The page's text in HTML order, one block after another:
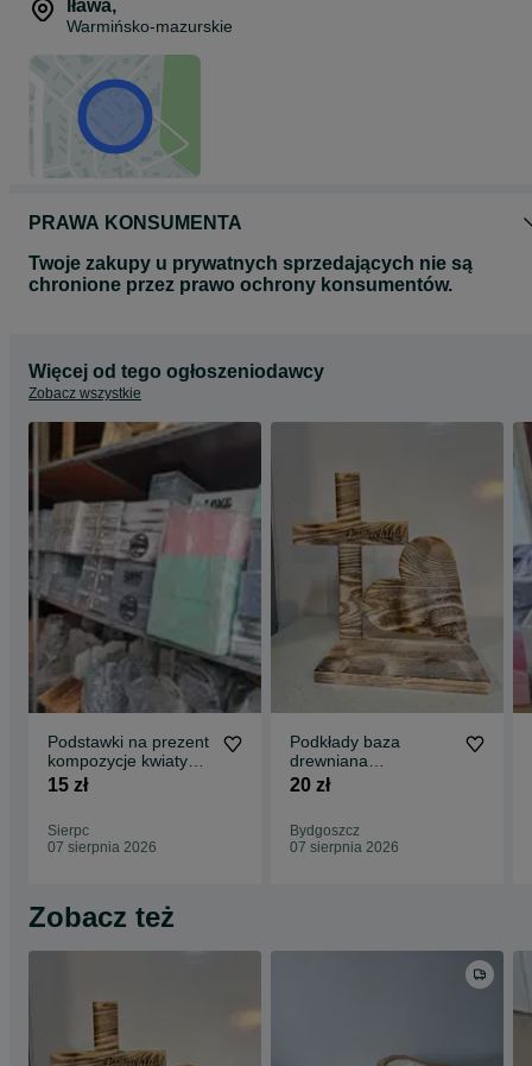
Iława,
Warmińsko-mazurskie
PRAWA KONSUMENTA
Twoje zakupy u prywatnych sprzedających nie są
chronione przez prawo ochrony konsumentów.
Więcej od tego ogłoszeniodawcy
Zobacz wszystkie
Podstawki na prezent
kompozycje kwiaty
alkohol stroik
15 zł
Sierpc
07 sierpnia 2026
Podkłady baza
drewniana
20 zł
Bydgoszcz
07 sierpnia 2026
Zobacz też